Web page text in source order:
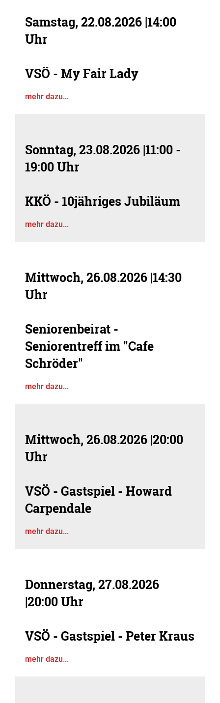
Samstag, 22.08.2026 |14:00
Uhr
VSÖ - My Fair Lady
mehr dazu...
Sonntag, 23.08.2026 |11:00 -
19:00 Uhr
KKÖ - 10jähriges Jubiläum
mehr dazu...
Mittwoch, 26.08.2026 |14:30
Uhr
Seniorenbeirat -
Seniorentreff im "Cafe
Schröder"
mehr dazu...
Mittwoch, 26.08.2026 |20:00
Uhr
VSÖ - Gastspiel - Howard
Carpendale
mehr dazu...
Donnerstag, 27.08.2026
|20:00 Uhr
VSÖ - Gastspiel - Peter Kraus
mehr dazu...